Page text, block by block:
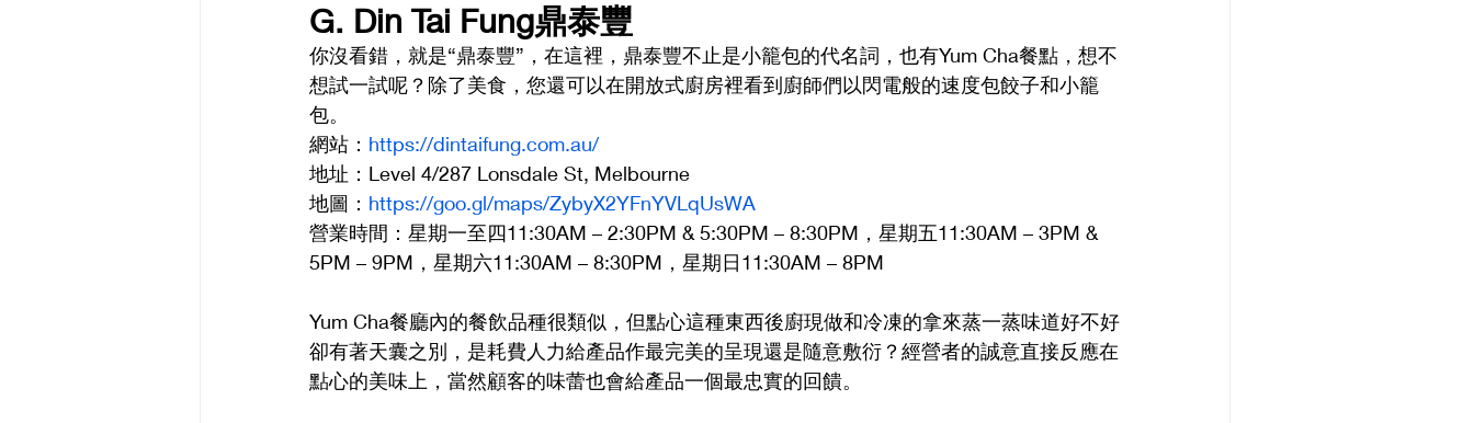
G.	Din Tai Fung鼎泰豐
你沒看錯，就是“鼎泰豐”，在這裡，鼎泰豐不止是小籠包的代名詞，也有Yum Cha餐點，想不
想試一試呢？除了美食，您還可以在開放式廚房裡看到廚師們以閃電般的速度包餃子和小籠
包。
網站： https://dintaifung.com.au/
地址：Level 4/287 Lonsdale St, Melbourne
地圖： https://goo.gl/maps/ZybyX2YFnYVLqUsWA
營業時間：星期一至四11:30AM – 2:30PM & 5:30PM – 8:30PM，星期五11:30AM – 3PM &
5PM – 9PM，星期六11:30AM – 8:30PM，星期日11:30AM – 8PM
Yum Cha餐廳內的餐飲品種很類似，但點心這種東西後廚現做和冷凍的拿來蒸一蒸味道好不好
卻有著天囊之別，是耗費人力給產品作最完美的呈現還是隨意敷衍？經營者的誠意直接反應在
點心的美味上，當然顧客的味蕾也會給產品一個最忠實的回饋。